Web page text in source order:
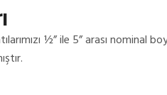
½” ile 5” arası nominal